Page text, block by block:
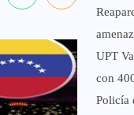
UPT
con
‎Policía